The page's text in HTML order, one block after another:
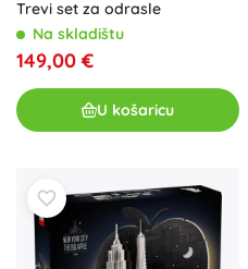
Trevi set za odrasle
Na skladištu
149,00 €
U košaricu